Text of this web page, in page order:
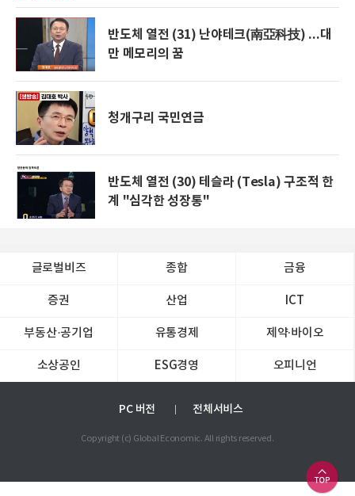
반도체 열전 (31) 난야테크(南亞科技) ...대
만 메모리의 꿈
청개구리 국민연금
반도체 열전 (30) 테슬라 (Tesla) 구조적 한
계 "심각한 성장통"
글로벌비즈 종합 금융
증권 산업 ICT
부동산·공기업 유통경제 제약∙바이오
소상공인 ESG경영 오피니언
PC 버전 전체서비스
Copyright (c) Global Economic. All rights reserved.